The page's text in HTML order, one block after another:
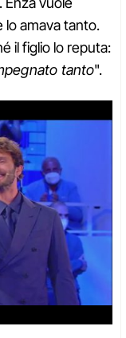
lo amava tanto.
il figlio lo reputa:
tanto".